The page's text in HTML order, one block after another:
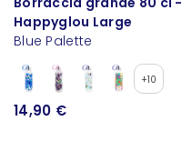
Happyglou Large
Blue Palette
+10
14,90 €